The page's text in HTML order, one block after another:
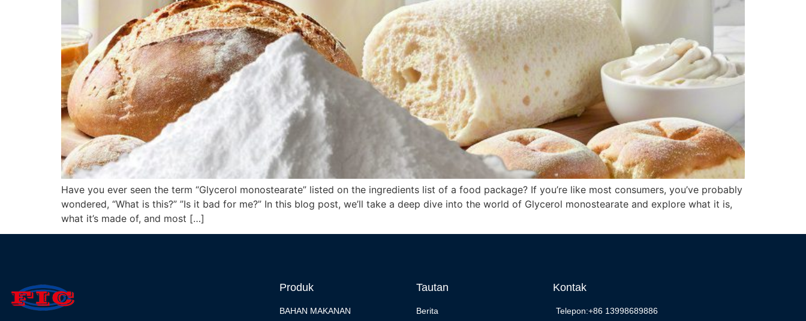
Have you ever seen the term “Glycerol monostearate” listed on the ingredients list of a food package? If you’re like most consumers, you’ve probably
wondered, “What is this?” ”Is it bad for me?” In this blog post, we’ll take a deep dive into the world of Glycerol monostearate and explore what it is,
what it’s made of, and most […]
Produk
BAHAN MAKANAN
Tautan
Berita
Kontak
Telepon:+86 13998689886